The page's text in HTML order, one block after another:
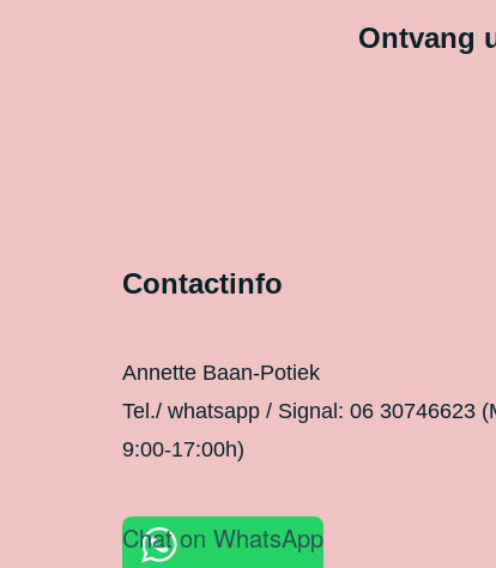
Ontvang
Contactinfo
Annette Baan-Potiek
Tel./ whatsapp / Signal: 06 30746623
9:00-17:00h)
Chat on WhatsApp